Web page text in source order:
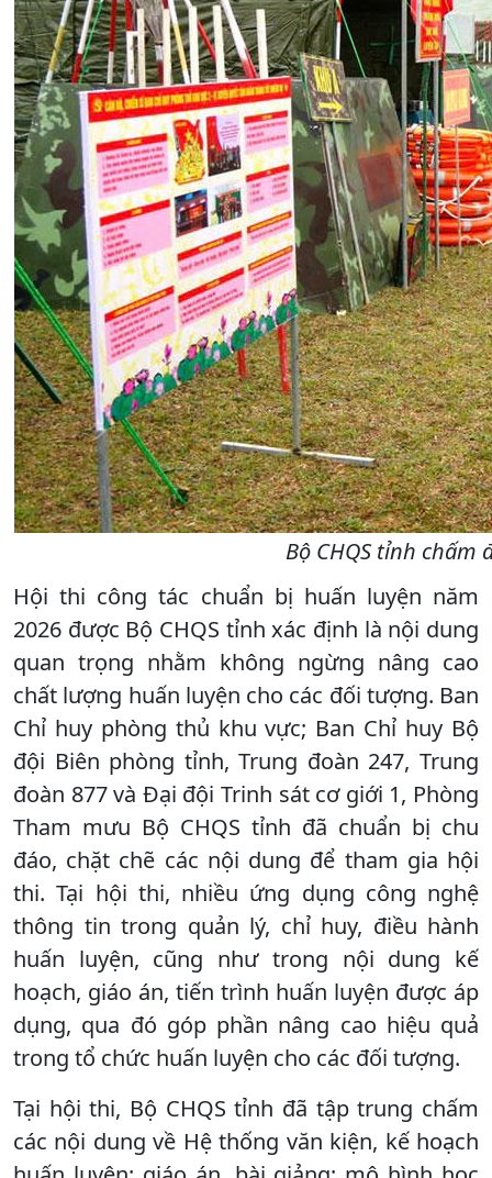
Bộ CHQS tỉnh
Hội thi công tác chuẩn bị huấn luyện năm
2026 được Bộ CHQS tỉnh xác định là nội dung
quan trọng nhằm không ngừng nâng cao
chất lượng huấn luyện cho các đối tượng. Ban
Chỉ huy phòng thủ khu vực; Ban Chỉ huy Bộ
đội Biên phòng tỉnh, Trung đoàn 247, Trung
đoàn 877 và Đại đội Trinh sát cơ giới 1, Phòng
Tham mưu Bộ CHQS tỉnh đã chuẩn bị chu
đáo, chặt chẽ các nội dung để tham gia hội
thi. Tại hội thi, nhiều ứng dụng công nghệ
thông tin trong quản lý, chỉ huy, điều hành
huấn luyện, cũng như trong nội dung kế
hoạch, giáo án, tiến trình huấn luyện được áp
dụng, qua đó góp phần nâng cao hiệu quả
trong tổ chức huấn luyện cho các đối tượng.
Tại hội thi, Bộ CHQS tỉnh đã tập trung chấm
các nội dung về Hệ thống văn kiện, kế hoạch